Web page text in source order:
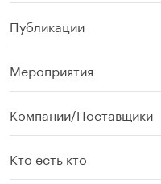
Публикации
Мероприятия
Компании/Поставщики
Кто есть кто